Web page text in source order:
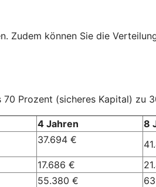
Zudem können Sie die
70 Prozent (sicheres Kapital) zu
4 Jahren 8
37.694 €
17.686 €
55.380 €